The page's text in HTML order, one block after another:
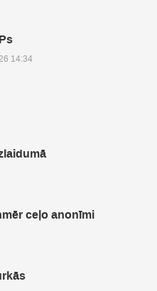
14:34
ceļo anonīmi